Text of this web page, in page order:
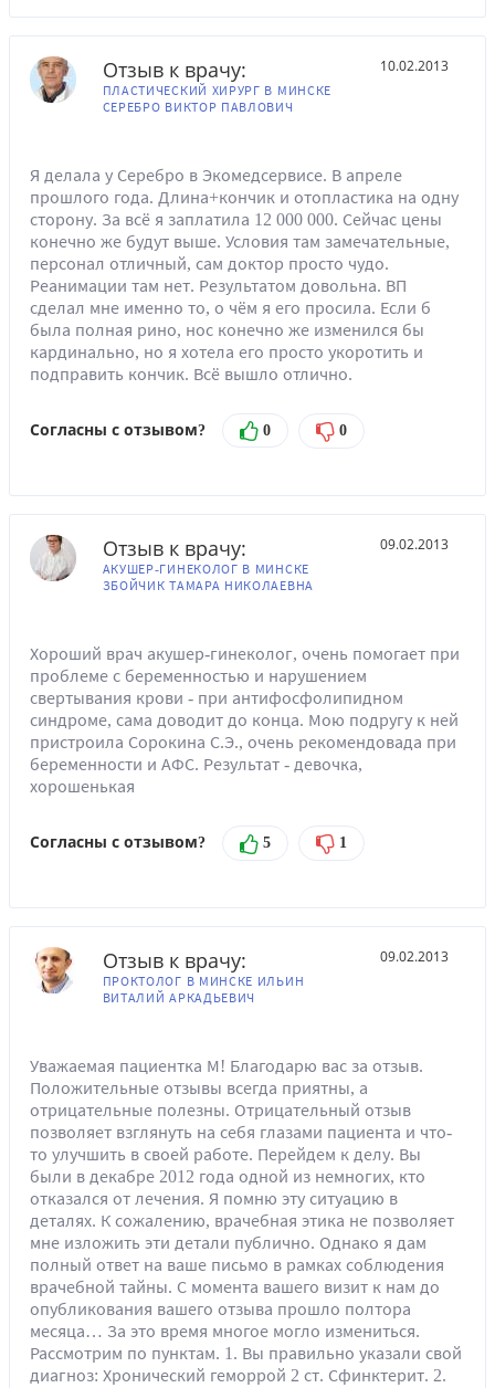
Отзыв к врачу:
ПЛАСТИЧЕСКИЙ ХИРУРГ В МИНСКЕ
СЕРЕБРО ВИКТОР ПАВЛОВИЧ
10.02.2013
Я делала у Серебро в Экомедсервисе. В апреле
прошлого года. Длина+кончик и отопластика на одну
сторону. За всё я заплатила 12 000 000. Сейчас цены
конечно же будут выше. Условия там замечательные,
персонал отличный, сам доктор просто чудо.
Реанимации там нет. Результатом довольна. ВП
сделал мне именно то, о чём я его просила. Если б
была полная рино, нос конечно же изменился бы
кардинально, но я хотела его просто укоротить и
подправить кончик. Всё вышло отлично.
Согласны с отзывом? 0 0
Отзыв к врачу:
АКУШЕР-ГИНЕКОЛОГ В МИНСКЕ
ЗБОЙЧИК ТАМАРА НИКОЛАЕВНА
09.02.2013
Хороший врач акушер-гинеколог, очень помогает при
проблеме с беременностью и нарушением
свертывания крови - при антифосфолипидном
синдроме, сама доводит до конца. Мою подругу к ней
пристроила Сорокина С.Э., очень рекомендовада при
беременности и АФС. Результат - девочка,
хорошенькая
Согласны с отзывом? 5 1
Отзыв к врачу:
ПРОКТОЛОГ В МИНСКЕ ИЛЬИН
ВИТАЛИЙ АРКАДЬЕВИЧ
09.02.2013
Уважаемая пациентка М! Благодарю вас за отзыв.
Положительные отзывы всегда приятны, а
отрицательные полезны. Отрицательный отзыв
позволяет взглянуть на себя глазами пациента и что-
то улучшить в своей работе. Перейдем к делу. Вы
были в декабре 2012 года одной из немногих, кто
отказался от лечения. Я помню эту ситуацию в
деталях. К сожалению, врачебная этика не позволяет
мне изложить эти детали публично. Однако я дам
полный ответ на ваше письмо в рамках соблюдения
врачебной тайны. С момента вашего визит к нам до
опубликования вашего отзыва прошло полтора
месяца… За это время многое могло измениться.
Рассмотрим по пунктам. 1. Вы правильно указали свой
диагноз: Хронический геморрой 2 ст. Сфинктерит. 2.